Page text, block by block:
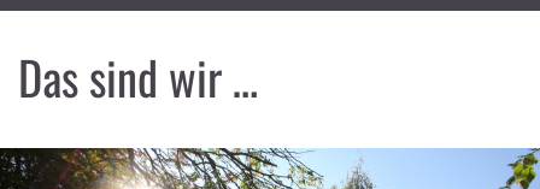
Das sind wir …